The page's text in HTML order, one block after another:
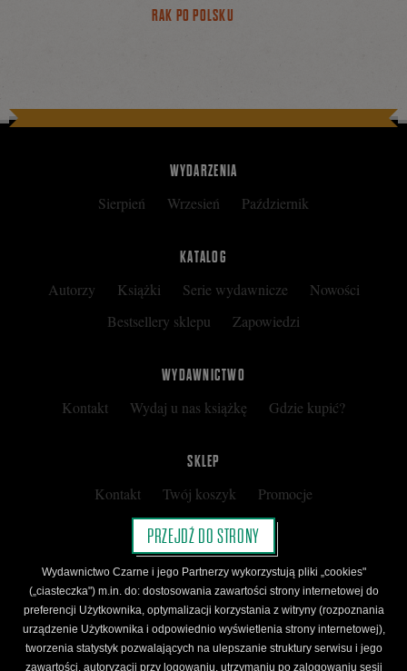
RAK PO POLSKU
WYDARZENIA
Sierpień Wrzesień Październik
KATALOG
Autorzy Książki Serie wydawnicze
Nowości
Bestsellery sklepu
Zapowiedzi
WYDAWNICTWO
Kontakt Wydaj u nas książkę Gdzie kupić?
SKLEP
Kontakt Twój koszyk
Promocje
Kup kartę podarunkową
Nota prawna
Regulamin
Polityka prywatności
Regulamin Klubu Czarnego
Regulamin Karty Podarunkowej
PRZEJDŹ DO STRONY
Wydawnictwo Czarne i jego Partnerzy wykorzystują pliki „cookies"
(„ciasteczka") m.in. do: dostosowania zawartości strony internetowej do
preferencji Użytkownika, optymalizacji korzystania z witryny (rozpoznania
urządzenie Użytkownika i odpowiednio wyświetlenia strony internetowej),
tworzenia statystyk pozwalających na ulepszanie struktury serwisu i jego
zawartości, autoryzacji przy logowaniu, utrzymaniu po zalogowaniu sesji